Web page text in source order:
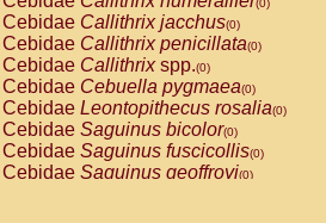
PitheciidaePithecia monachus
PitheciidaePithecia pithecia(0)
CercopithecidaeCercocebus agilis
CercopithecidaeCercocebus
CercopithecidaeCercocebus
CercopithecidaeCercocebus
CercopithecidaeCercocebus
CercopithecidaeCercocebushybrid
(0)
Cebidae Callithrix jacchus(0)
Cebidae Callithrix penicillata(0)
Cebidae Callithrixspp.(0)
Cebidae Cebuella pygmaea(0)
Cebidae Leontopithecus rosalia(0)
Cebidae Saguinus bicolor(0)
Cebidae Saguinus fuscicollis(0)
Cebidae Saguinus geoffroyi(0)